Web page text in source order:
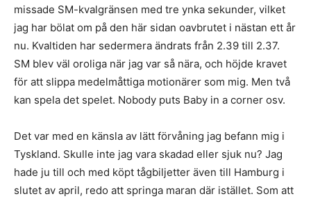
missade SM-kvalgränsen med tre ynka sekunder, vilket
jag har bölat om på den här sidan oavbrutet i nästan ett år
nu. Kvaltiden har sedermera ändrats från 2.39 till 2.37.
SM blev väl oroliga när jag var så nära, och höjde kravet
för att slippa medelmåttiga motionärer som mig. Men två
kan spela det spelet. Nobody puts Baby in a corner osv.
Det var med en känsla av lätt förvåning jag befann mig i
Tyskland. Skulle inte jag vara skadad eller sjuk nu? Jag
hade ju till och med köpt tågbiljetter även till Hamburg i
slutet av april, redo att springa maran där istället. Som att